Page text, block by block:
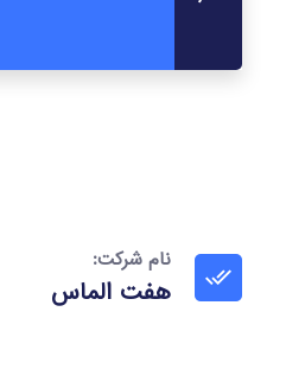
نام شرکت:
هفت الماس